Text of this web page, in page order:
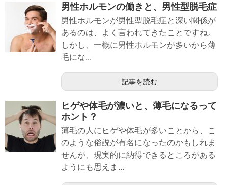
男性ホルモンの働きと、男性型脱毛症
男性ホルモンが男性型脱毛症と深い関係が
あるのは、よく言われてきたことですね。
しかし、一概に男性ホルモンが多いから薄
毛にな...
記事を読む
ヒゲや体毛が濃いと、薄毛になるって
ホント？
薄毛の人にヒゲや体毛が多いことから、こ
のような俗説が有名になったのかもしれま
せんが、現実的に納得できるところがある
ようにも思えま...